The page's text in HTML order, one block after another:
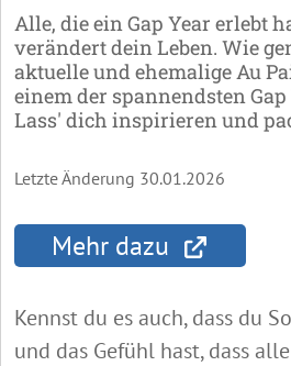
Alle, die ein Gap Year erlebt
verändert dein Leben. Wie
aktuelle und ehemalige Au
einem der spannendsten
Lass' dich inspirieren und
Letzte Änderung 30.01.2026
Mehr dazu
Kennst du es auch, dass du
und das Gefühl hast, dass